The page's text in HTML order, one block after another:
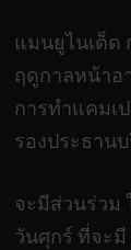
แมนยูไนเต็ด
ฤดูกาลหน้าอ
การทำแคมเ
รองประธาน
จะมีส่วนร่วม
วันศุกร์ ที่จะมี